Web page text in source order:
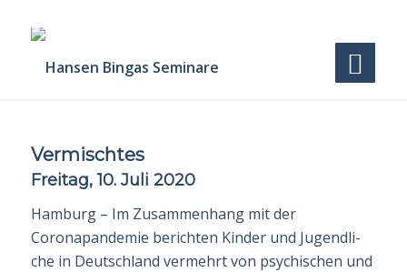
Vermischtes
Freitag, 10. Juli 2020
Hamburg – Im Zusammenhang mit der
Coronapandemie berichten Kinder und Jugendli­
che in Deutschland vermehrt von psychischen und